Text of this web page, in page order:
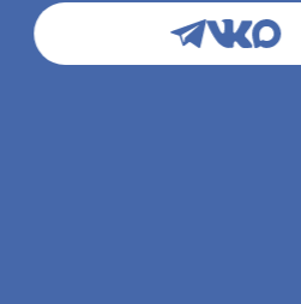
травматологов-
Такой
нам решать наиболее
задачи, включая
патологических
возникают на фоне
костей. Каждый
патоморфологами,
максимальное